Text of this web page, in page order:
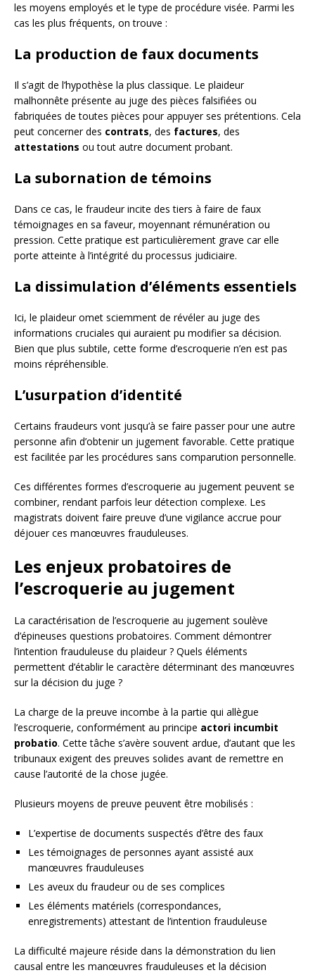
les moyens employés et le type de procédure visée. Parmi les
cas les plus fréquents, on trouve :
La production de faux documents
Il s’agit de l’hypothèse la plus classique. Le plaideur
malhonnête présente au juge des pièces falsifiées ou
fabriquées de toutes pièces pour appuyer ses prétentions. Cela
peut concerner des contrats, des factures, des
attestations ou tout autre document probant.
La subornation de témoins
Dans ce cas, le fraudeur incite des tiers à faire de faux
témoignages en sa faveur, moyennant rémunération ou
pression. Cette pratique est particulièrement grave car elle
porte atteinte à l’intégrité du processus judiciaire.
La dissimulation d’éléments essentiels
Ici, le plaideur omet sciemment de révéler au juge des
informations cruciales qui auraient pu modifier sa décision.
Bien que plus subtile, cette forme d’escroquerie n’en est pas
moins répréhensible.
L’usurpation d’identité
Certains fraudeurs vont jusqu’à se faire passer pour une autre
personne afin d’obtenir un jugement favorable. Cette pratique
est facilitée par les procédures sans comparution personnelle.
Ces différentes formes d’escroquerie au jugement peuvent se
combiner, rendant parfois leur détection complexe. Les
magistrats doivent faire preuve d’une vigilance accrue pour
déjouer ces manœuvres frauduleuses.
Les enjeux probatoires de
l’escroquerie au jugement
La caractérisation de l’escroquerie au jugement soulève
d’épineuses questions probatoires. Comment démontrer
l’intention frauduleuse du plaideur ? Quels éléments
permettent d’établir le caractère déterminant des manœuvres
sur la décision du juge ?
La charge de la preuve incombe à la partie qui allègue
l’escroquerie, conformément au principe actori incumbit
probatio. Cette tâche s’avère souvent ardue, d’autant que les
tribunaux exigent des preuves solides avant de remettre en
cause l’autorité de la chose jugée.
Plusieurs moyens de preuve peuvent être mobilisés :
L’expertise de documents suspectés d’être des faux
Les témoignages de personnes ayant assisté aux
manœuvres frauduleuses
Les aveux du fraudeur ou de ses complices
Les éléments matériels (correspondances,
enregistrements) attestant de l’intention frauduleuse
La difficulté majeure réside dans la démonstration du lien
causal entre les manœuvres frauduleuses et la décision